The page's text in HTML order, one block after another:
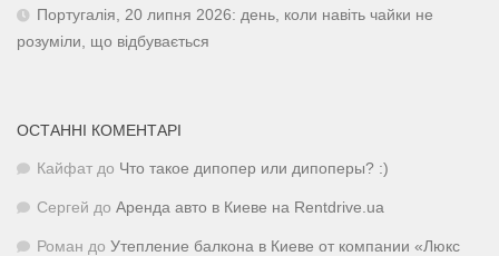
Португалія, 20 липня 2026: день, коли навіть чайки не
розуміли, що відбувається
ОСТАННІ КОМЕНТАРІ
Кайфат до Что такое дипопер или дипоперы? :)
Сергей до Аренда авто в Киеве на Rentdrive.ua
Роман до Утепление балкона в Киеве от компании «Люкс